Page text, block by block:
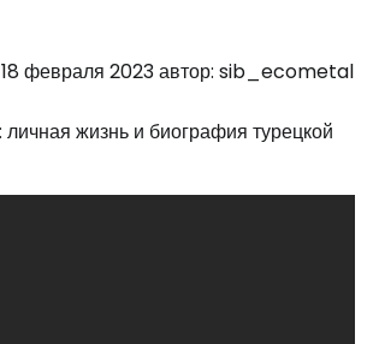
18 февраля 2023автор: sib_ecometal